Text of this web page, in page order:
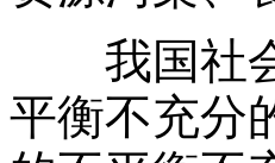
我国社会
平衡不充分